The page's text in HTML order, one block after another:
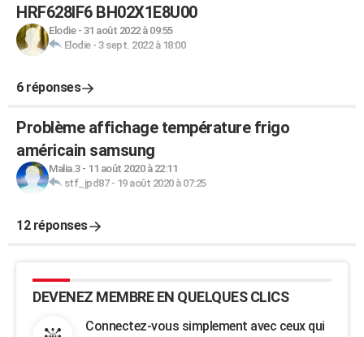
HRF628IF6 BH02X1E8U00
Elodie- 31 août 2022 à 09:55
Elodie- 3 sept. 2022 à 18:00
6 réponses
Problème affichage température frigo
américain samsung
Malia.3- 11 août 2020 à 22:11
stf_jpd87- 19 août 2020 à 07:25
12 réponses
DEVENEZ MEMBRE EN QUELQUES CLICS
Connectez-vous simplement avec ceux qui